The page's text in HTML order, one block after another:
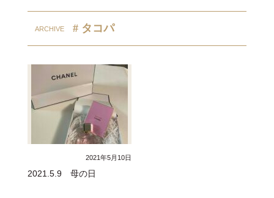
# タコパ
2021年5月10日
2021.5.9 母の日